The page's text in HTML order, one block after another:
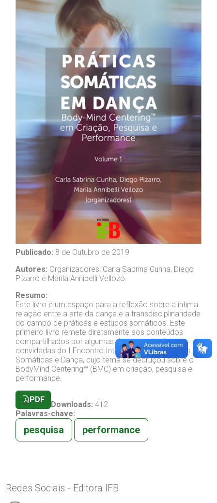
Publicado: 8 de Outubro de 2019
Autores: Organizadores: Carla Sabrina Cunha, Diego
Pizarro e Marila Annibelli Vellozo.
Resumo:
Este livro é um espaço para a reflexão sobre a íntima
relação entre a arte da dança e a transdisciplinaridade
do campo de práticas e estudos somáticos. Este
primeiro livro remete diretamente aos conteúdos
compartilhados por algumas das pesquisadoras
convidadas do I Encontro Internacional de Práticas
Somáticas e Dança, cujo tema se debruçou sobre o
BodyMind Centering™ (BMC) em criação, pesquisa e
performance.
PDF
Downloads: 412
Palavras-chave:
pesquisa performance
Redes Sociais - Editora IFB